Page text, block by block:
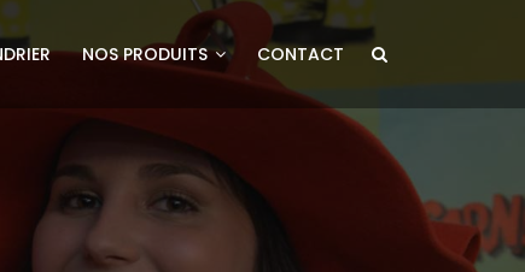
NOS PRODUITS CONTACT